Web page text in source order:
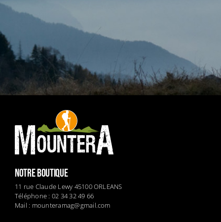
NOTRE BOUTIQUE
11 rue Claude Lewy 45100 ORLEANS
Téléphone : 02 34 32 49 66
Mail : mounteramag@gmail.com